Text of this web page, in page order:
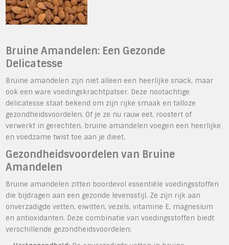
Bruine Amandelen: Een Gezonde
Delicatesse
Bruine amandelen zijn niet alleen een heerlijke snack, maar
ook een ware voedingskrachtpatser. Deze nootachtige
delicatesse staat bekend om zijn rijke smaak en talloze
gezondheidsvoordelen. Of je ze nu rauw eet, roostert of
verwerkt in gerechten, bruine amandelen voegen een heerlijke
en voedzame twist toe aan je dieet.
Gezondheidsvoordelen van Bruine
Amandelen
Bruine amandelen zitten boordevol essentiële voedingsstoffen
die bijdragen aan een gezonde levensstijl. Ze zijn rijk aan
onverzadigde vetten, eiwitten, vezels, vitamine E, magnesium
en antioxidanten. Deze combinatie van voedingsstoffen biedt
verschillende gezondheidsvoordelen: